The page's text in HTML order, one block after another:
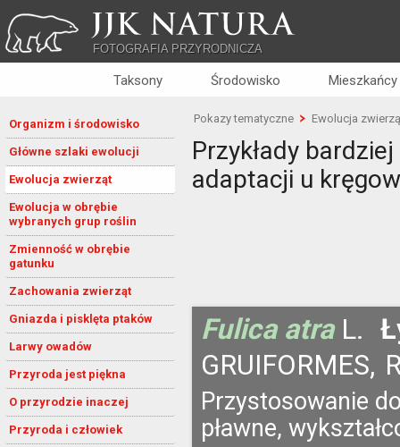
JJK NATURA
FOTOGRAFIA PRZYRODNICZA
Taksony Środowisko
Organizm i środowisko
Główne szlaki ewolucji
Ewolucja zwierząt
Ewolucja w obrębie
wybranych grup roślin
Zmienność w obrębie
gatunku
Zachowania zwierząt
Gniazda i pisklęta ptaków
Larwy owadów
Przyroda jest piękna
O przyrodzie inaczej
Przyroda i człowiek
Pokazy tematyczne Ewolucja
Przykłady
adaptacji u
Fulica atra L.
GRUIFORMES,
Przystosowanie
pławne,